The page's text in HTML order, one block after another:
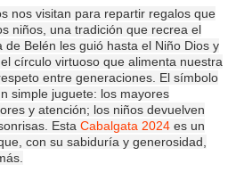
nos visitan para repartir regalos que
niños, una tradición que recrea el
Belén les guió hasta el Niño Dios y
círculo virtuoso que alimenta nuestra
entre generaciones. ​El símbolo
simple juguete: los mayores
y atención; los niños devuelven
EstaCabalgata 2024es un
con su sabiduría y generosidad,